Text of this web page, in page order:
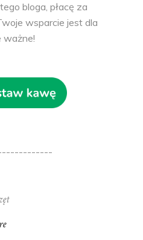
bloga, płacę za
wsparcie jest dla
ważne!